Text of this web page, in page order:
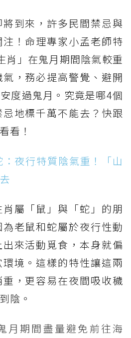
將到來，許多民間禁忌與
！命理專家小孟老師特
肖」在鬼月期間陰氣較重
，務必提高警覺、避開
度過鬼月。究竟是哪4個
地標千萬不能去？快跟
看！
夜行特質陰氣重！「山
屬「鼠」與「蛇」的朋
老鼠和蛇屬於夜行性動
來活動覓食，本身就偏
境。這樣的特性讓這兩
，更容易在夜間吸收穢
陰。
月期間盡量避免前往海